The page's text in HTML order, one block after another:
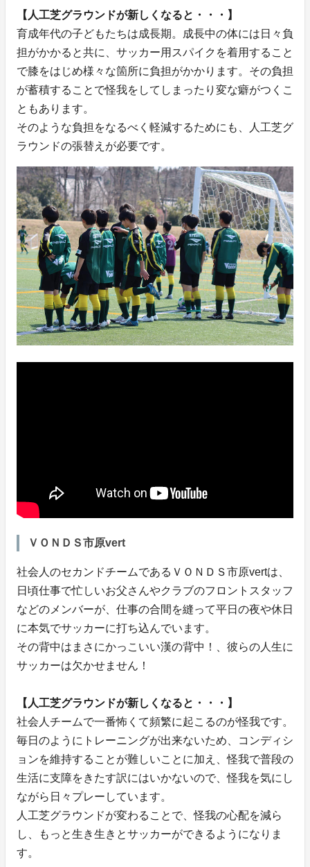
【人工芝グラウンドが新しくなると・・・】
育成年代の子どもたちは成長期。成長中の体には日々負
担がかかると共に、サッカー用スパイクを着用すること
で膝をはじめ様々な箇所に負担がかかります。その負担
が蓄積することで怪我をしてしまったり変な癖がつくこ
ともあります。
そのような負担をなるべく軽減するためにも、人工芝グ
ラウンドの張替えが必要です。
ＶＯＮＤＳ市原vert
社会人のセカンドチームであるＶＯＮＤＳ市原vertは、
日頃仕事で忙しいお父さんやクラブのフロントスタッフ
などのメンバーが、仕事の合間を縫って平日の夜や休日
に本気でサッカーに打ち込んでいます。
その背中はまさにかっこいい漢の背中！、彼らの人生に
サッカーは欠かせません！
【人工芝グラウンドが新しくなると・・・】
社会人チームで一番怖くて頻繁に起こるのが怪我です。
毎日のようにトレーニングが出来ないため、コンディシ
ョンを維持することが難しいことに加え、怪我で普段の
生活に支障をきたす訳にはいかないので、怪我を気にし
ながら日々プレーしています。
人工芝グラウンドが変わることで、怪我の心配を減ら
し、もっと生き生きとサッカーができるようになりま
す。